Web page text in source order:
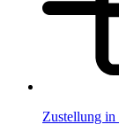
Zustellung in